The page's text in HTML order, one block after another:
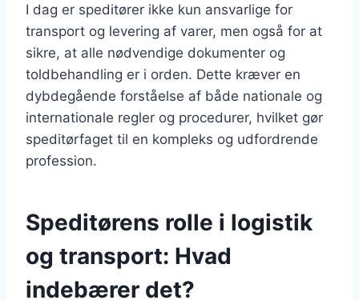
I dag er speditører ikke kun ansvarlige for
transport og levering af varer, men også for at
sikre, at alle nødvendige dokumenter og
toldbehandling er i orden. Dette kræver en
dybdegående forståelse af både nationale og
internationale regler og procedurer, hvilket gør
speditørfaget til en kompleks og udfordrende
profession.
Speditørens rolle i logistik
og transport: Hvad
indebærer det?